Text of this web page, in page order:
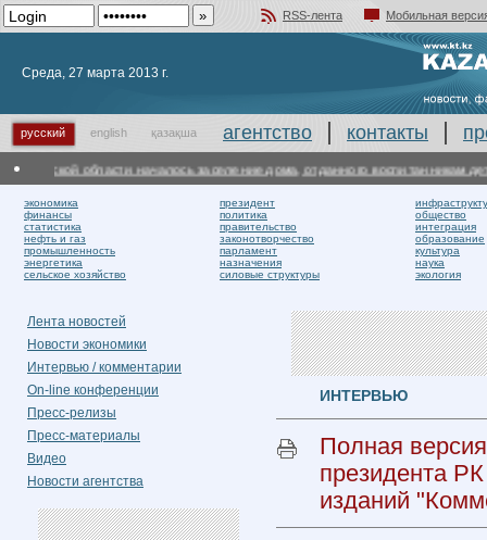
RSS-лента
Мобильная
Среда, 27 марта 2013 г.
русский english қазақша агентство контакты
области началось заселение дома, отданного воспитанникам детдомов В
экономика
финансы
статистика
нефть и газ
промышленность
энергетика
сельское хозяйство
президент
политика
правительство
законотворчество
парламент
назначения
силовые структуры
общество
интеграция
образование
культура
наука
экология
Лента новостей
Новости экономики
Интервью / комментарии
On-line конференции
Пресс-релизы
Пресс-материалы
Видео
Новости агентства
ИНТЕРВЬЮ
Полная
президента
изданий